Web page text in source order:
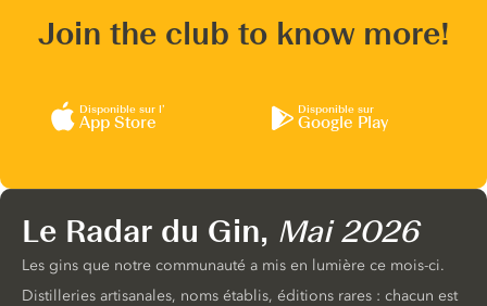
Join the club to know more!
Disponible sur l’
App Store
Disponible sur
Google Play
Le Radar du Gin, Mai 2026
Les gins que notre communauté a mis en lumière ce mois-ci.
Distilleries artisanales, noms établis, éditions rares : chacun est